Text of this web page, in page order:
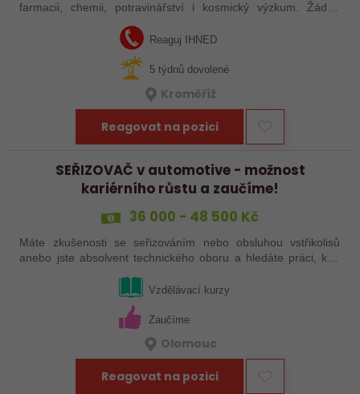
farmacii, chemii, potravinářství i kosmický výzkum. Žádná
Reaguj IHNED
5 týdnů dovolené
Kroměříž
Reagovat na pozici
SEŘIZOVAČ v automotive - možnost
kariérního růstu a zaučíme!
36 000 - 48 500 Kč
Máte zkušenosti se seřizováním nebo obsluhou vstřikolisů
anebo jste absolvent technického oboru a hledáte práci, kde
řešení a práce přímo ve…Vzdělávací kurzy
Zaučíme
Olomouc
Reagovat na pozici